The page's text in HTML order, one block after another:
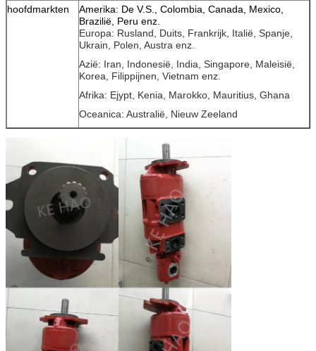
hoofdmarkten
Amerika: De V.S., Colombia, Canada, Mexico,
Brazilië, Peru enz.
Europa: Rusland, Duits, Frankrijk, Italië, Spanje,
Ukrain, Polen, Austra enz.
Azië: Iran, Indonesië, India, Singapore, Maleisië,
Korea, Filippijnen, Vietnam enz.
Afrika: Ejypt, Kenia, Marokko, Mauritius, Ghana
Oceanica: Australië, Nieuw Zeeland